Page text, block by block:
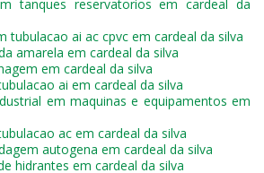
tanques reservatorios em cardeal da
tubulacao ai ac cpvc em cardeal da silva
amarela em cardeal da silva
em cardeal da silva
ai em cardeal da silva
em maquinas e equipamentos em
ac em cardeal da silva
autogena em cardeal da silva
hidrantes em cardeal da silva